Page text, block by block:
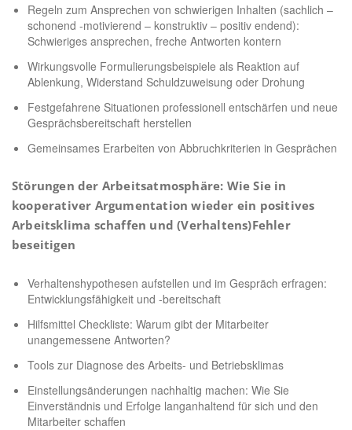
Regeln zum Ansprechen von schwierigen Inhalten (sachlich –
schonend -motivierend – konstruktiv – positiv endend):
Schwieriges ansprechen, freche Antworten kontern
Wirkungsvolle Formulierungsbeispiele als Reaktion auf
Ablenkung, Widerstand Schuldzuweisung oder Drohung
Festgefahrene Situationen professionell entschärfen und neue
Gesprächsbereitschaft herstellen
Gemeinsames Erarbeiten von Abbruchkriterien in Gesprächen
Störungen der Arbeitsatmosphäre: Wie Sie in
kooperativer Argumentation wieder ein positives
Arbeitsklima schaffen und (Verhaltens)Fehler
beseitigen
Verhaltenshypothesen aufstellen und im Gespräch erfragen:
Entwicklungsfähigkeit und -bereitschaft
Hilfsmittel Checkliste: Warum gibt der Mitarbeiter
unangemessene Antworten?
Tools zur Diagnose des Arbeits- und Betriebsklimas
Einstellungsänderungen nachhaltig machen: Wie Sie
Einverständnis und Erfolge langanhaltend für sich und den
Mitarbeiter schaffen